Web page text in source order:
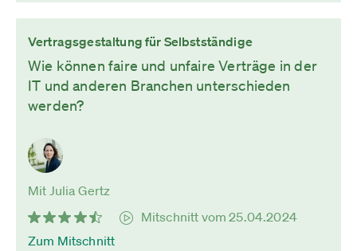
Vertragsgestaltung für Selbstständige
Wie können faire und unfaire Verträge in der
IT und anderen Branchen unterschieden
werden?
Mit Julia Gertz
Mitschnitt vom 25.04.2024
Zum Mitschnitt